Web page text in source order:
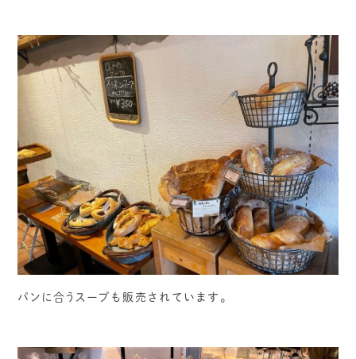
パンに合うスープも販売されています。